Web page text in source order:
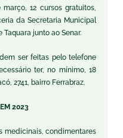
12 cursos gratuitos,
da Secretaria Municipal
junto ao Senar.
ser feitas pelo telefone
ter, no mínimo, 18
2741, bairro Ferrabraz.
2023
medicinais, condimentares